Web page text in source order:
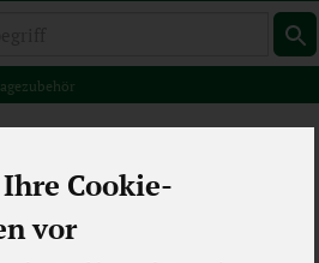
Cookie-
vor
12